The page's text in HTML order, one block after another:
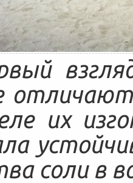
их
соли в